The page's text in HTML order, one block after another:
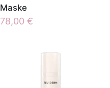
Maske
78,00 €